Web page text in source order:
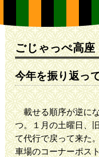
ごじゃっぺ高座
今年を振り返
載せる順序が逆にな
つ。１月の土曜日、
て代行で戻って来た
車場のコーナーポス